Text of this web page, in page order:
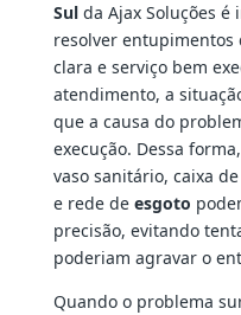
Sulda Ajax Soluções é
resolver entupimentos
clara e serviço bem
atendimento, a
que a causa do
execução. Dessa
vaso sanitário, caixa
e rede de esgoto
precisão, evitando
poderiam agravar o
Quando o problema